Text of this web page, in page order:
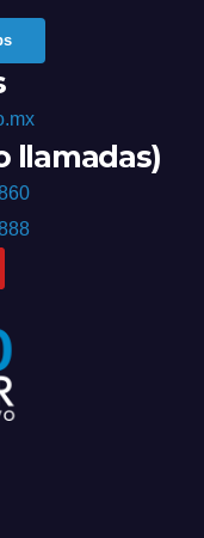
llamadas)